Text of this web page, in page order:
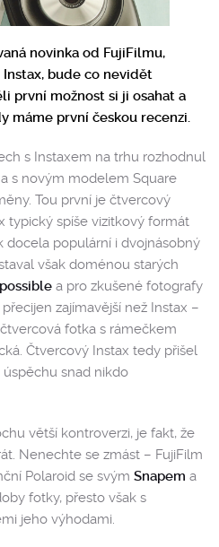
novinka od FujiFilmu,
bude co nevidět
první možnost si ji osahat a
máme první českou recenzi.
s Instaxem na trhu rozhodnul
s novým modelem Square
Tou první je čtvercový
typický spíše vizitkový formát
docela populární i dvojnásobný
však doménou starých
a pro zkušené fotografy
zajímavější než Instax –
fotka s rámečkem
Čtvercový Instax tedy přišel
snad nikdo
větší kontroverzi, je fakt, že
Nenechte se zmást – FujiFilm
Polaroid se svým Snapem a
fotky, přesto však s
jeho výhodami.